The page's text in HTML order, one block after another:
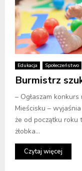
Edukacja Społeczeństwo
Burmistrz
– Ogłaszam
Mieścisku –
że od początku roku
żłobka...
Czytaj więcej